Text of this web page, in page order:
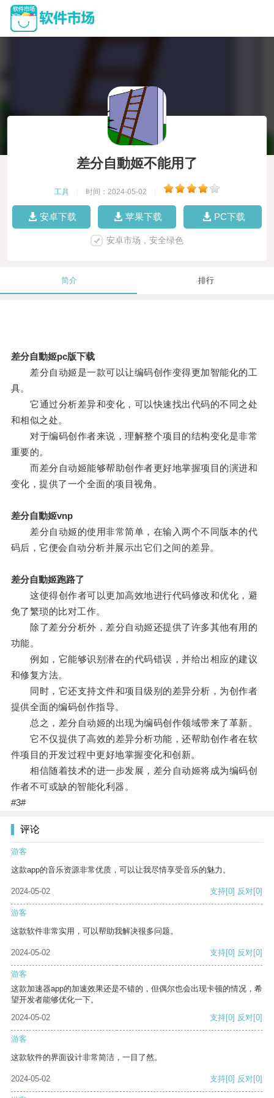
差分自動姬不能用了
工具 时间：2024-05-02
安卓下载 苹果下载 PC下载
安卓市场，安全绿色
简介 排行
差分自動姬pc版下载
差分自动姬是一款可以让编码创作变得更加智能化的工
具。
它通过分析差异和变化，可以快速找出代码的不同之处
和相似之处。
对于编码创作者来说，理解整个项目的结构变化是非常
重要的。
而差分自动姬能够帮助创作者更好地掌握项目的演进和
变化，提供了一个全面的项目视角。
差分自動姬vnp
差分自动姬的使用非常简单，在输入两个不同版本的代
码后，它便会自动分析并展示出它们之间的差异。
差分自動姬跑路了
这使得创作者可以更加高效地进行代码修改和优化，避
免了繁琐的比对工作。
除了差分分析外，差分自动姬还提供了许多其他有用的
功能。
例如，它能够识别潜在的代码错误，并给出相应的建议
和修复方法。
同时，它还支持文件和项目级别的差异分析，为创作者
提供全面的编码创作指导。
总之，差分自动姬的出现为编码创作领域带来了革新。
它不仅提供了高效的差异分析功能，还帮助创作者在软
件项目的开发过程中更好地掌握变化和创新。
相信随着技术的进一步发展，差分自动姬将成为编码创
作者不可或缺的智能化利器。
#3#
评论
游客
这款app的音乐资源非常优质，可以让我尽情享受音乐的魅力。
2024-05-02 支持[0] 反对[0]
游客
这款软件非常实用，可以帮助我解决很多问题。
2024-05-02 支持[0] 反对[0]
游客
这款加速器app的加速效果还是不错的，但偶尔也会出现卡顿的情况，希
望开发者能够优化一下。
2024-05-02
支持[0] 反对[0]
游客
这款软件的界面设计非常简洁，一目了然。
2024-05-02 支持[0] 反对[0]